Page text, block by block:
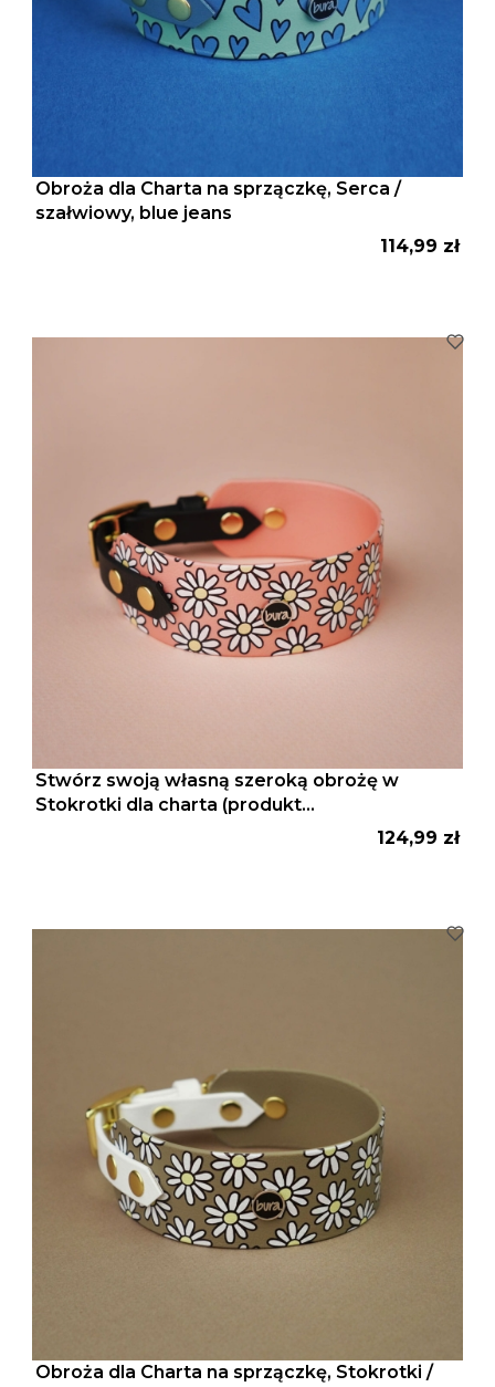
Obroża dla Charta na sprzączkę, Serca /
szałwiowy, blue jeans
Cena
114,99 zł
Stwórz swoją własną szeroką obrożę w
Stokrotki dla charta (produkt
Cena
124,99 zł
Obroża dla Charta na sprzączkę, Stokrotki /